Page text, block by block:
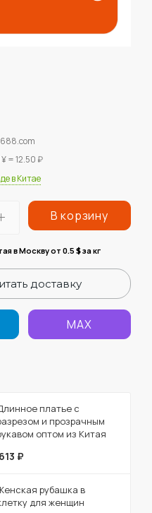
¥ = 12.50 ₽
в Китае
В корзину
в Москву от 0.5 $за кг
доставку
MAX
платье с
и прозрачным
оптом из Китая
613 ₽
рубашка в
для женщин